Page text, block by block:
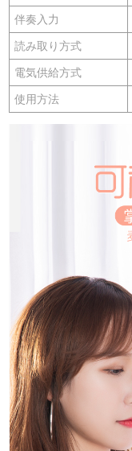
伴奏入力
読み取り方式
電気供給方式
使用方法